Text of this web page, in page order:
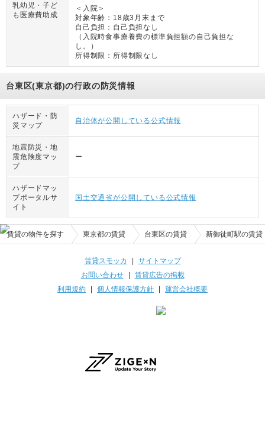
乳幼児・子ど
も医療費助成
＜入院＞
対象年齢： 18歳3月末まで
自己負担： 自己負担なし
（ 入院時食事療養費の標準負担額の自己負担な
し。
）
所得制限： 所得制限なし
台東区(東京都)の行政の防災情報
ハザード・防
災マップ
自治体が公開している公式情報
地震防災・地
震危険度マッ
プ
ー
ハザードマッ
プポータルサ
イト
国土交通省が公開している公式情報
賃貸の物件を探す 東京都の賃貸 台東区の賃貸 新御徒町駅の賃貸
賃貸スモッカ | サイトマップ
お問い合わせ| 賃貸広告の掲載
利用規約 | 個人情報保護方針 | 運営会社概要